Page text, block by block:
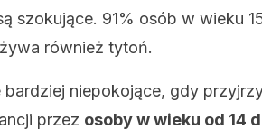
szokujące. 91% osób w wieku
również tytoń.
bardziej niepokojące, gdy
przez osoby w wieku od 14